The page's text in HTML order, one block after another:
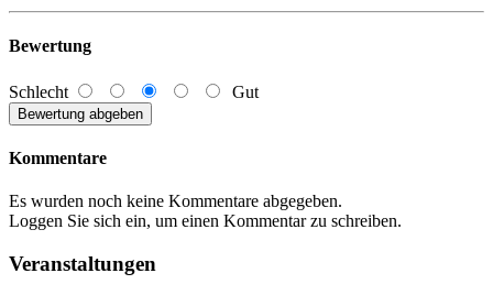
Bewertung
Schlecht Gut
Kommentare
Es wurden noch keine Kommentare abgegeben.
Loggen Sie sich ein, um einen Kommentar zu schreiben.
Veranstaltungen